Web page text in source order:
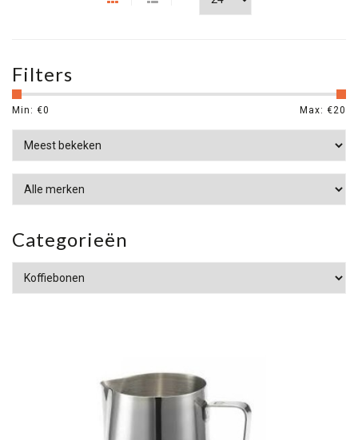
Filters
Min: €0 Max: €20
Categorieën